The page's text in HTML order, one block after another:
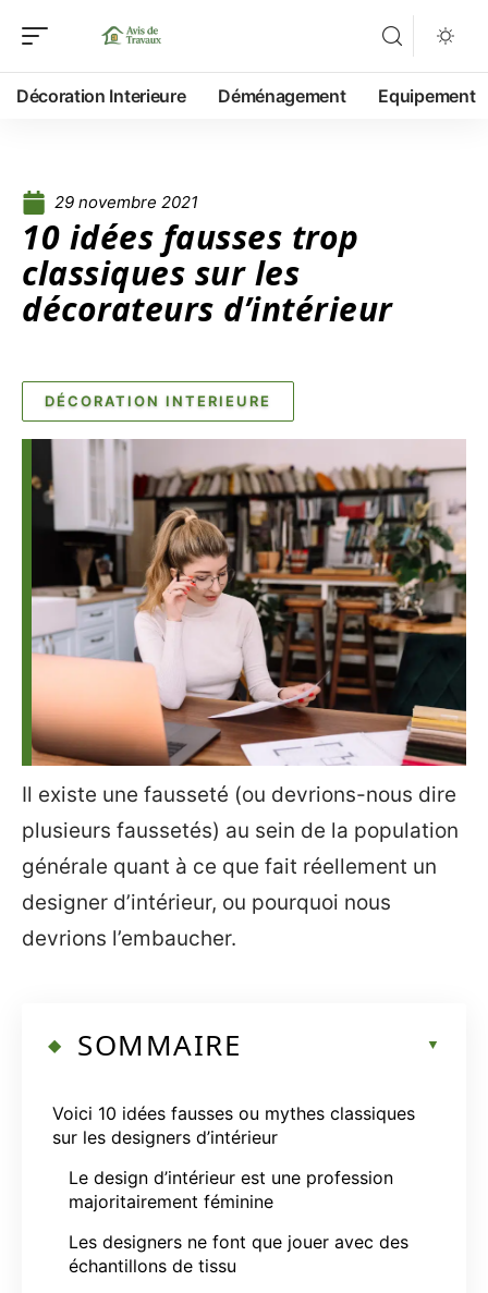
Décoration Interieure Déménagement Equipement
29 novembre 2021
10 idées fausses trop
classiques sur les
décorateurs d’intérieur
DÉCORATION INTERIEURE
Il existe une fausseté (ou devrions-nous dire
plusieurs faussetés) au sein de la population
générale quant à ce que fait réellement un
designer d’intérieur, ou pourquoi nous
devrions l’embaucher.
SOMMAIRE
Voici 10 idées fausses ou mythes classiques
sur les designers d’intérieur
Le design d’intérieur est une profession
majoritairement féminine
Les designers ne font que jouer avec des
échantillons de tissu